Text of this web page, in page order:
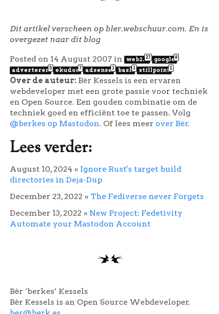
Dit artikel verscheen op bler.webschuur.com. En is
overgezet naar dit blog
Posted on 14 August 2007 in web2.027 google8
adverteren5 ekudos7 adsense1 bash1 stillpoint1
Over de auteur: Bèr Kessels is een ervaren
webdeveloper met een grote passie voor techniek
en Open Source. Een gouden combinatie om de
techniek goed en efficiënt toe te passen. Volg
@berkes op Mastodon. Of lees meer over Bèr.
Lees verder:
August 10, 2024 » Ignore Rust's target build
directories in Deja-Dup
December 23, 2022 » The Fediverse never Forgets
December 13, 2022 » New Project: Fedetivity
Automate your Mastodon Account
Bèr ‘berkes’ Kessels
Bèr Kessels is an Open Source Webdeveloper.